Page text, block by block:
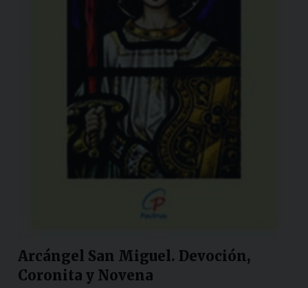
Arcángel San Miguel. Devoción,
Coronita y Novena